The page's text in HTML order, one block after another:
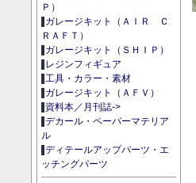
Ｐ）
ガレージキット（ＡＩＲ Ｃ
ＲＡＦＴ）
ガレージキット（ＳＨＩＰ）
レジンフィギュア
工具・カラー・素材
ガレージキット（ＡＦＶ）
資料本／月刊誌->
デカール・ペーパーマテリア
ル
ディテールアップパーツ・エ
ッチングパーツ